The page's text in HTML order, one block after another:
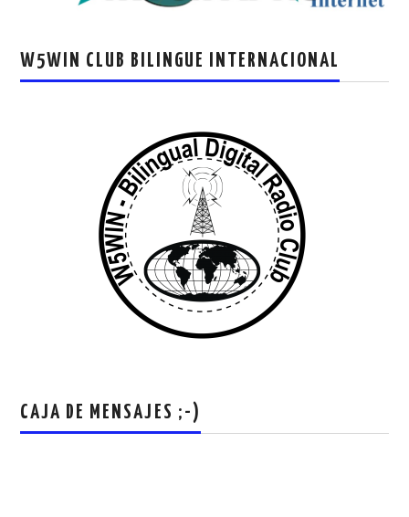
W5WIN CLUB BILINGUE INTERNACIONAL
CAJA DE MENSAJES ;-)